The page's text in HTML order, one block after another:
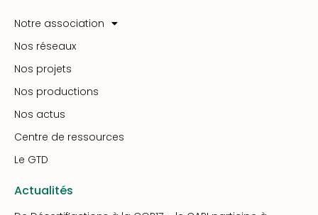
Notre association
Nos réseaux
Nos projets
Nos productions
Nos actus
Centre de ressources
Le GTD
Actualités